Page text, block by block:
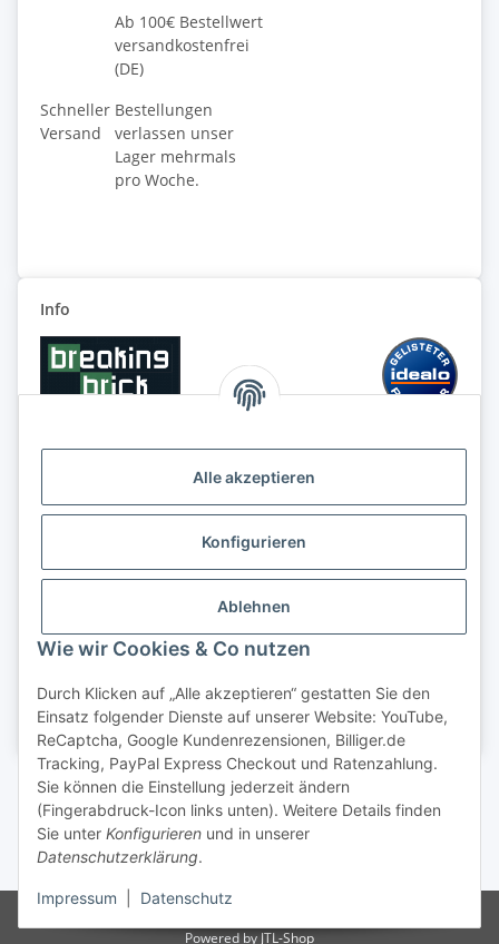
Alle akzeptieren
Konfigurieren
Ablehnen
Wie wir Cookies & Co nutzen
Durch Klicken auf „Alle akzeptieren“ gestatten Sie den
Einsatz folgender Dienste auf unserer Website: YouTube,
ReCaptcha, Google Kundenrezensionen, Billiger.de
Tracking, PayPal Express Checkout und Ratenzahlung.
Sie können die Einstellung jederzeit ändern
(Fingerabdruck-Icon links unten). Weitere Details finden
Sie unter Konfigurieren und in unserer
Datenschutzerklärung.
Impressum Datenschutz
Ab 100€ Bestellwert
versandkostenfrei
(DE)
Schneller
Versand
Bestellungen
verlassen unser
Lager mehrmals
pro Woche.
Info
* inkl. gesetzl. MwSt.
Powered by JTL-Shop